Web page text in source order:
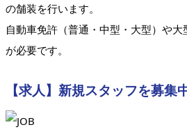
の舗装を行います。
自動車免許（普通・中型・大型）や
が必要です。
【求人】新規スタッフを募集